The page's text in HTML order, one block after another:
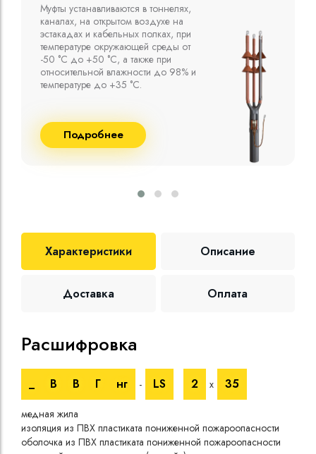
Компания ООО "Москабельторг"
предлагает, как соединительные
термоусаживаемые муфты на кабель
напряжением до 10 кВ с изоляцией
из маслопропитанной бумаги и
сшитого полиэтилена собственного
производства
Подробнее
Характеристики Описание
Доставка Оплата
Расшифровка
В В Г нг - LS 2 х 35
медная жила
изоляция из ПВХ пластиката пониженной пожароопасности
оболочка из ПВХ пластиката пониженной пожароопасности